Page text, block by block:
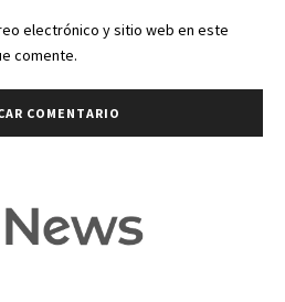
electrónico y sitio web en este
comente.